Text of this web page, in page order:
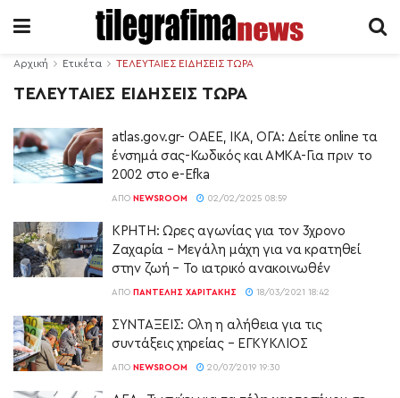
Αρχική Ετικέτα ΤΕΛΕΥΤΑΙΕΣ ΕΙΔΗΣΕΙΣ ΤΩΡΑ
ΤΕΛΕΥΤΑΙΕΣ ΕΙΔΗΣΕΙΣ ΤΩΡΑ
atlas.gov.gr- ΟΑΕΕ, ΙΚΑ, ΟΓΑ: Δείτε online τα
ένσημά σας-Κωδικός και ΑΜΚΑ-Για πριν το
2002 στο e-Efka
ΑΠΌ NEWSROOM 02/02/2025 08:59
ΚΡΗΤΗ: Ώρες αγωνίας για τον 3χρονο
Ζαχαρία – Μεγάλη μάχη για να κρατηθεί
στην ζωή – Το ιατρικό ανακοινωθέν
ΑΠΌ ΠΑΝΤΕΛΉΣ ΧΑΡΙΤΆΚΗΣ 18/03/2021 18:42
ΣΥΝΤΑΞΕΙΣ: Όλη η αλήθεια για τις
συντάξεις χηρείας – ΕΓΚΥΚΛΙΟΣ
ΑΠΌ NEWSROOM 20/07/2019 19:30